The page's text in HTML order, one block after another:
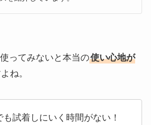
使ってみないと本当の使い心地が
ね。
も試着しにいく時間がない！